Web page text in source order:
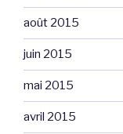
août 2015
juin 2015
mai 2015
avril 2015